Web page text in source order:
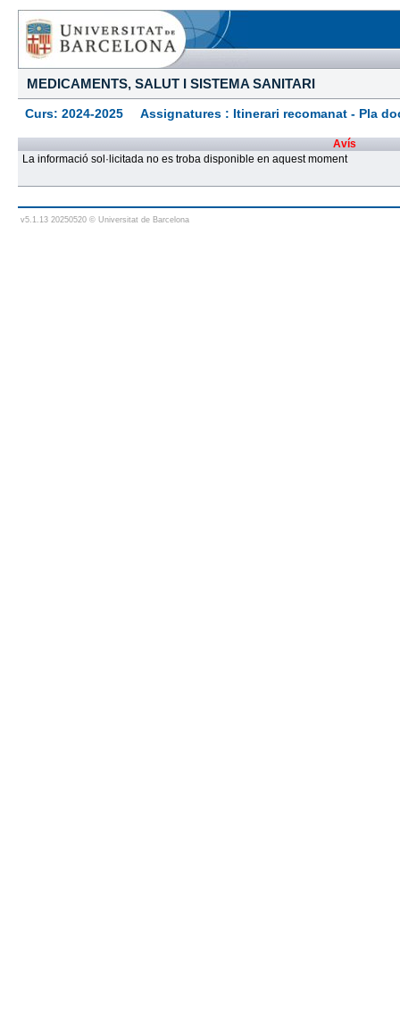
MEDICAMENTS, SALUT I SISTEMA SANITARI
Curs: 2024-2025 Assignatures : Itinerari recomanat - Pla
Avís
La informació sol·licitada no es troba disponible en aquest moment
v5.1.13 20250520 © Universitat de Barcelona